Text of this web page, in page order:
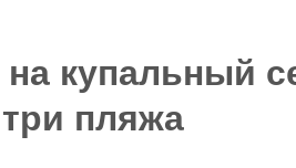
купальный
пляжа